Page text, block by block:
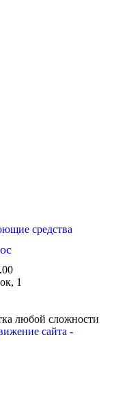
средства
1
любой сложности
сайта -